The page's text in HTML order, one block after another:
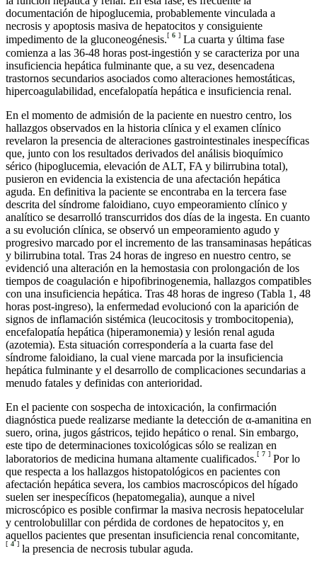
documentación de hipoglucemia, probablemente vinculada a
necrosis y apoptosis masiva de hepatocitos y consiguiente
impedimento de la gluconeogénesis.[ 6 ] La cuarta y última fase
comienza a las 36-48 horas post-ingestión y se caracteriza por una
insuficiencia hepática fulminante que, a su vez, desencadena
trastornos secundarios asociados como alteraciones hemostáticas,
hipercoagulabilidad, encefalopatía hepática e insuficiencia renal.
En el momento de admisión de la paciente en nuestro centro, los
hallazgos observados en la historia clínica y el examen clínico
revelaron la presencia de alteraciones gastrointestinales inespecíficas
que, junto con los resultados derivados del análisis bioquímico
sérico (hipoglucemia, elevación de ALT, FA y bilirrubina total),
pusieron en evidencia la existencia de una afectación hepática
aguda. En definitiva la paciente se encontraba en la tercera fase
descrita del síndrome faloidiano, cuyo empeoramiento clínico y
analítico se desarrolló transcurridos dos días de la ingesta. En cuanto
a su evolución clínica, se observó un empeoramiento agudo y
progresivo marcado por el incremento de las transaminasas hepáticas
y bilirrubina total. Tras 24 horas de ingreso en nuestro centro, se
evidenció una alteración en la hemostasia con prolongación de los
tiempos de coagulación e hipofibrinogenemia, hallazgos compatibles
con una insuficiencia hepática. Tras 48 horas de ingreso (Tabla 1, 48
horas post-ingreso), la enfermedad evolucionó con la aparición de
signos de inflamación sistémica (leucocitosis y trombocitopenia),
encefalopatía hepática (hiperamonemia) y lesión renal aguda
(azotemia). Esta situación correspondería a la cuarta fase del
síndrome faloidiano, la cual viene marcada por la insuficiencia
hepática fulminante y el desarrollo de complicaciones secundarias a
menudo fatales y definidas con anterioridad.
En el paciente con sospecha de intoxicación, la confirmación
diagnóstica puede realizarse mediante la detección de α-amanitina en
suero, orina, jugos gástricos, tejido hepático o renal. Sin embargo,
este tipo de determinaciones toxicológicas sólo se realizan en
laboratorios de medicina humana altamente cualificados.[ 7 ] Por lo
que respecta a los hallazgos histopatológicos en pacientes con
afectación hepática severa, los cambios macroscópicos del hígado
suelen ser inespecíficos (hepatomegalia), aunque a nivel
microscópico es posible confirmar la masiva necrosis hepatocelular
y centrolobulillar con pérdida de cordones de hepatocitos y, en
aquellos pacientes que presentan insuficiencia renal concomitante,
[ 4 ] la presencia de necrosis tubular aguda.